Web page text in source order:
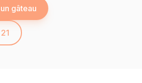
gâteau